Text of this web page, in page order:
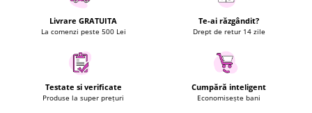
Aragaze si cuptoare cu microunde
Climatizare & sisteme de incalzire
Fiare de calcat si masini de cusut
Ingrijire Locuinta
Purificatoare de aer
Livrare GRATUITA
La comenzi peste 500 Lei
Te-ai răzgândit?
Drept de retur 14 zile
Testate si verificate
Produse la super prețuri
Cumpără inteligent
Economisește bani